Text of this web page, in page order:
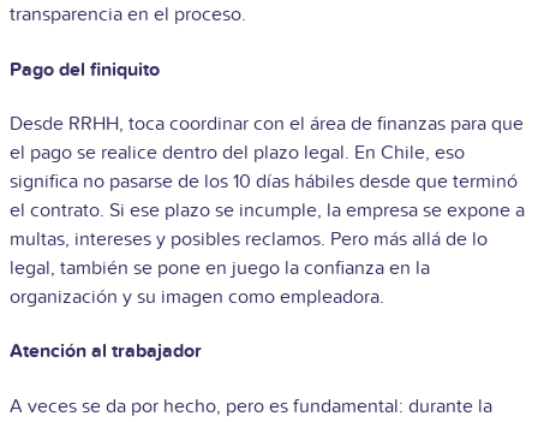
transparencia en el proceso.
Pago del finiquito
Desde RRHH, toca coordinar con el área de finanzas para que
el pago se realice dentro del plazo legal. En Chile, eso
significa no pasarse de los 10 días hábiles desde que terminó
el contrato. Si ese plazo se incumple, la empresa se expone a
multas, intereses y posibles reclamos. Pero más allá de lo
legal, también se pone en juego la confianza en la
organización y su imagen como empleadora.
Atención al trabajador
A veces se da por hecho, pero es fundamental: durante la